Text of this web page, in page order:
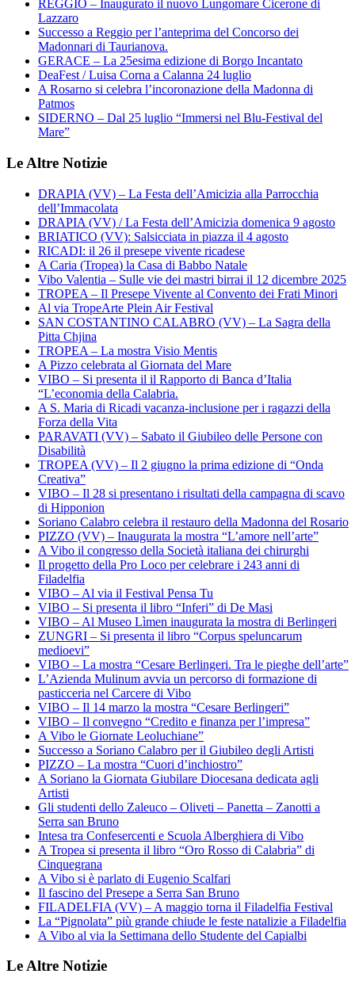
REGGIO – Inaugurato il nuovo Lungomare Cicerone di
Lazzaro
Successo a Reggio per l’anteprima del Concorso dei
Madonnari di Taurianova.
GERACE – La 25esima edizione di Borgo Incantato
DeaFest / Luisa Corna a Calanna 24 luglio
A Rosarno si celebra l’incoronazione della Madonna di
Patmos
SIDERNO – Dal 25 luglio “Immersi nel Blu-Festival del
Mare”
Le Altre Notizie
DRAPIA (VV) – La Festa dell’Amicizia alla Parrocchia
dell’Immacolata
DRAPIA (VV) / La Festa dell’Amicizia domenica 9 agosto
BRIATICO (VV): Salsicciata in piazza il 4 agosto
RICADI: il 26 il presepe vivente ricadese
A Caria (Tropea) la Casa di Babbo Natale
Vibo Valentia – Sulle vie dei mastri birrai il 12 dicembre 2025
TROPEA – Il Presepe Vivente al Convento dei Frati Minori
Al via TropeArte Plein Air Festival
SAN COSTANTINO CALABRO (VV) – La Sagra della
Pitta Chjina
TROPEA – La mostra Visio Mentis
A Pizzo celebrata al Giornata del Mare
VIBO – Si presenta il il Rapporto di Banca d’Italia
“L’economia della Calabria.
A S. Maria di Ricadi vacanza-inclusione per i ragazzi della
Forza della Vita
PARAVATI (VV) – Sabato il Giubileo delle Persone con
Disabilità
TROPEA (VV) – Il 2 giugno la prima edizione di “Onda
Creativa”
VIBO – Il 28 si presentano i risultati della campagna di scavo
di Hipponion
Soriano Calabro celebra il restauro della Madonna del Rosario
PIZZO (VV) – Inaugurata la mostra “L’amore nell’arte”
A Vibo il congresso della Società italiana dei chirurghi
Il progetto della Pro Loco per celebrare i 243 anni di
Filadelfia
VIBO – Al via il Festival Pensa Tu
VIBO – Si presenta il libro “Inferi” di De Masi
VIBO – Al Museo Lìmen inaugurata la mostra di Berlingeri
ZUNGRI – Si presenta il libro “Corpus speluncarum
medioevi”
VIBO – La mostra “Cesare Berlingeri. Tra le pieghe dell’arte”
L’Azienda Mulinum avvia un percorso di formazione di
pasticceria nel Carcere di Vibo
VIBO – Il 14 marzo la mostra “Cesare Berlingeri”
VIBO – Il convegno “Credito e finanza per l’impresa”
A Vibo le Giornate Leoluchiane”
Successo a Soriano Calabro per il Giubileo degli Artisti
PIZZO – La mostra “Cuori d’inchiostro”
A Soriano la Giornata Giubilare Diocesana dedicata agli
Artisti
Gli studenti dello Zaleuco – Oliveti – Panetta – Zanotti a
Serra san Bruno
Intesa tra Confesercenti e Scuola Alberghiera di Vibo
A Tropea si presenta il libro “Oro Rosso di Calabria” di
Cinquegrana
A Vibo si è parlato di Eugenio Scalfari
Il fascino del Presepe a Serra San Bruno
FILADELFIA (VV) – A maggio torna il Filadelfia Festival
La “Pignolata” più grande chiude le feste natalizie a Filadelfia
A Vibo al via la Settimana dello Studente del Capialbi
Le Altre Notizie